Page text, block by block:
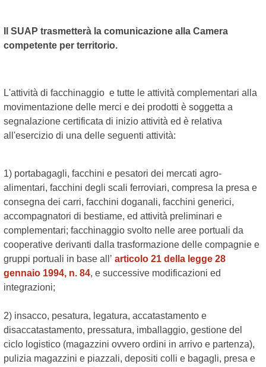
Il SUAP trasmetterà la comunicazione alla Camera
competente per territorio.
L'attività di facchinaggio e tutte le attività complementari alla
movimentazione delle merci e dei prodotti è soggetta a
segnalazione certificata di inizio attività ed è relativa
all'esercizio di una delle seguenti attività:
1) portabagagli, facchini e pesatori dei mercati agro-
alimentari, facchini degli scali ferroviari, compresa la presa e
consegna dei carri, facchini doganali, facchini generici,
accompagnatori di bestiame, ed attività preliminari e
complementari; facchinaggio svolto nelle aree portuali da
cooperative derivanti dalla trasformazione delle compagnie e
gruppi portuali in base all’ articolo 21 della legge 28
gennaio 1994, n. 84, e successive modificazioni ed
integrazioni;
2) insacco, pesatura, legatura, accatastamento e
disaccatastamento, pressatura, imballaggio, gestione del
ciclo logistico (magazzini ovvero ordini in arrivo e partenza),
pulizia magazzini e piazzali, depositi colli e bagagli, presa e